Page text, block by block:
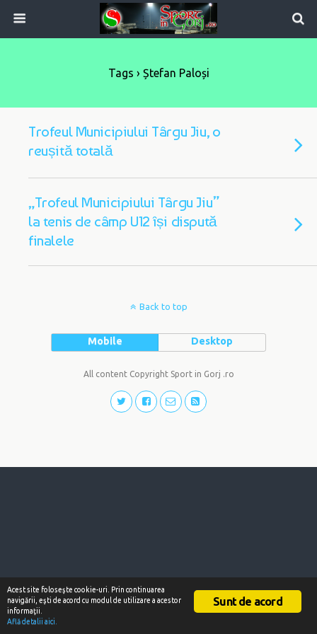
Tags › Ștefan Paloși
Trofeul Municipiului Târgu Jiu, o
reușită totală
„Trofeul Municipiului Târgu Jiu”
la tenis de câmp U12 își dispută
finalele
Back to top
Mobile Desktop
All content Copyright Sport in Gorj .ro
Sunt de acord
Acest site foloseşte cookie-uri. Prin continuarea
navigării, eşti de acord cu modul de utilizare a acestor
informaţii.
Află detalii aici.